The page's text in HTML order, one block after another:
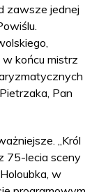
zawsze jednej
końcu mistrz
Pan
„Król
75-lecia sceny
w